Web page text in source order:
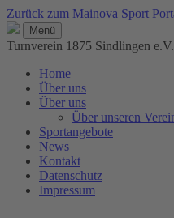
Zurück zum Mainova Sport
Menü
Turnverein 1875 Sindlingen
Home
Über uns
Über uns
Über unseren
Sportangebote
News
Kontakt
Datenschutz
Impressum